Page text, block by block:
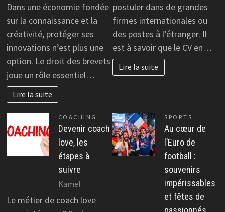
Dans une économie fondée
sur la connaissance et la
créativité, protéger ses
innovations n’est plus une
option. Le droit des brevets
joue un rôle essentiel…
Lire la suite
postuler dans de grandes
firmes internationales ou
des postes à l’étranger. Il
est à savoir que le CV en…
Lire la suite
COACHING
Devenir coach
love, les
étapes à
suivre
Kamel
Le métier de coach love
SPORTS
Au cœur de
l’Euro de
football :
souvenirs
impérissables
et fêtes de